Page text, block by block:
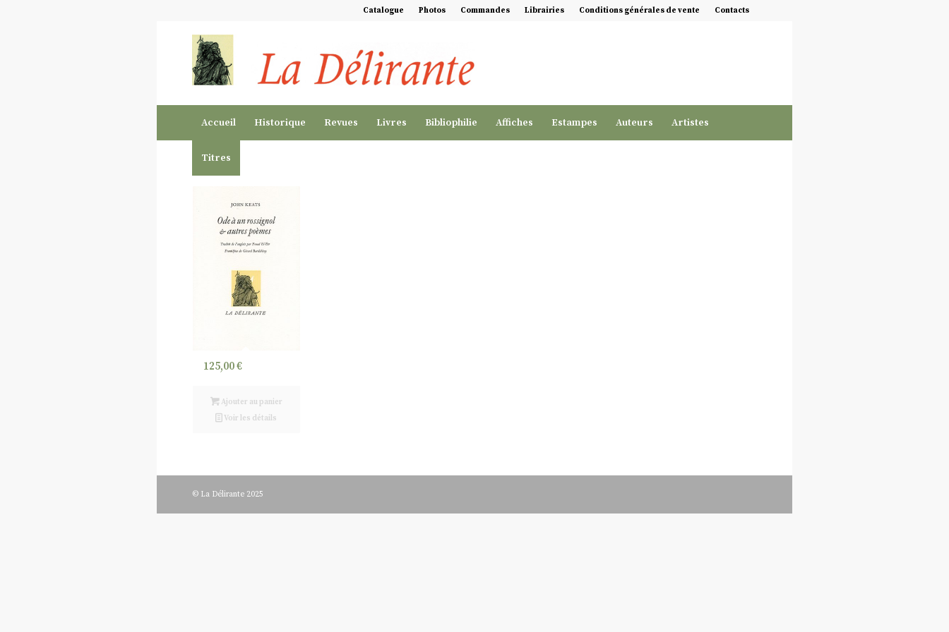
Catalogue Photos Commandes Librairies Conditions générales de vente Contacts
Accueil Historique Revues Livres Bibliophilie Affiches Estampes Auteurs Artistes
Titres
125,00€
Ajouter au panier
Voir les détails
© La Délirante 2025